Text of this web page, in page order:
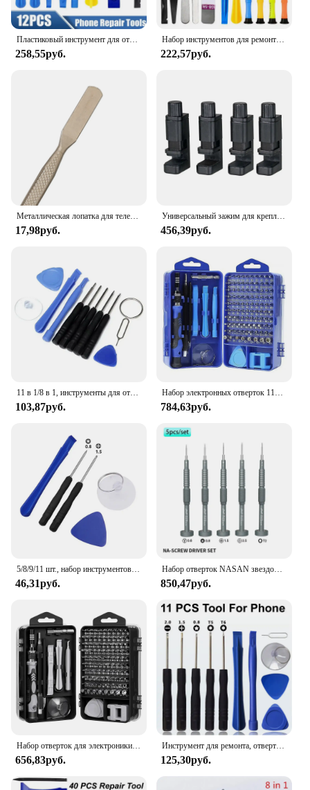
Пластиковый инструмент для открытия экрана
258,55руб.
Набор инструментов для ремонта iPhone, комплект инструментов для разборки и ремонта iPhone, 22 в 1
222,57руб.
Металлическая лопатка для телефона, планшета, инструменты для вскрытия и ремонта телефонов, съемные лезвия, металлический лом, набор для разборки, лопатка, ручной инструмент
17,98руб.
Универсальный зажим для крепления, 1/4 шт., регулируемые инструменты для ремонта мобильных телефонов, крепежный зажим для ЖК-экрана, аксессуары для столовых приборов
456,39руб.
103,87руб. 784,63руб.
46,31руб.
Набор отверток NASAN звездообразных звездочек высокой твердости T2 Y0.6 Pentalobe Phillips для ремонта телефонов, часов, планшетов, 5 шт.
850,47руб.
656,83руб.
Инструмент для ремонта, отвертка с пластиковым стержнем и лезвием для экрана iPhone, iPad, портативный компьютер, ручной набор для разборки
125,30руб.